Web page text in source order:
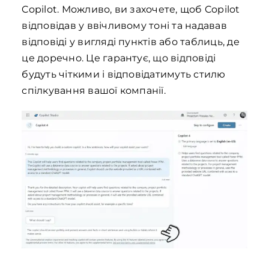
Copilot. Можливо, ви захочете, щоб Copilot
відповідав у ввічливому тоні та надавав
відповіді у вигляді пунктів або таблиць, де
це доречно. Це гарантує, що відповіді
будуть чіткими і відповідатимуть стилю
спілкування вашої компанії.